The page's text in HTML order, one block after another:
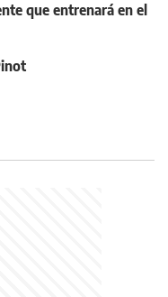
que entrenará en el